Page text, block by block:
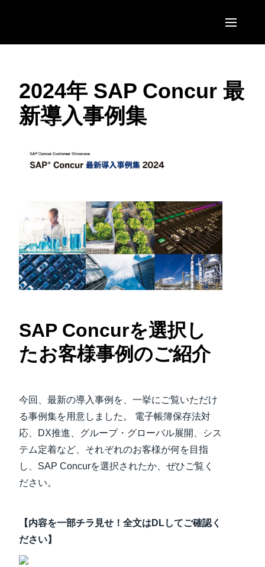
United States (English)
Canada (English)
EUROPE
United Kingdom (English)
Deutschland (Deutsch)
Nederlands (English)
Sweden (English)
Denmark (English)
Finland (English)
España (Español)
Norway (English)
ASIA PACIFIC
日本（日本語)
Singapore (English)
2024年 SAP Concur 最
新導入事例集
SAP Concurを選択し
たお客様事例のご紹介
今回、最新の導入事例を、一挙にご覧いただけ
る事例集を用意しました。 電子帳簿保存法対
応、DX推進、グループ・グローバル展開、シス
テム定着など、それぞれのお客様が何を目指
し、SAP Concurを選択されたか、ぜひご覧く
ださい。
【内容を一部チラ見せ！全文はDLしてご確認く
ださい】